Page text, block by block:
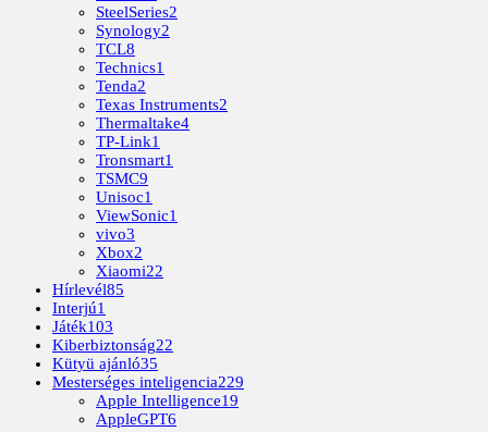
SteelSeries2
Synology2
TCL8
Technics1
Tenda2
Texas Instruments2
Thermaltake4
TP-Link1
Tronsmart1
TSMC9
Unisoc1
ViewSonic1
vivo3
Xbox2
Xiaomi22
Hírlevél85
Interjú1
Játék103
Kiberbiztonság22
Kütyü ajánló35
Mesterséges inteligencia229
Apple Intelligence19
AppleGPT6